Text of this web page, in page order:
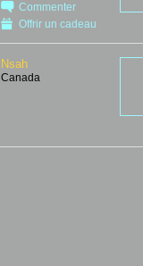
Commenter
Offrir un cadeau
Nsah
Canada